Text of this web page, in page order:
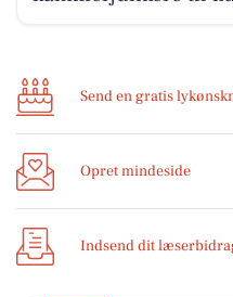
Send en gratis
Opret mindeside
Indsend dit